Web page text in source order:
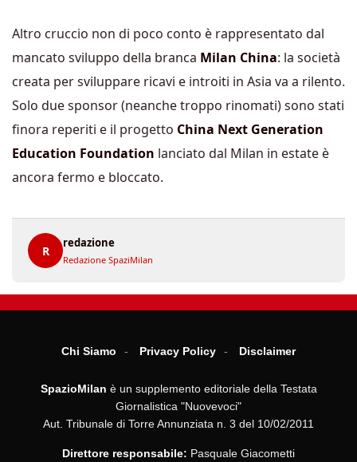
Altro cruccio non di poco conto è rappresentato dal
mancato sviluppo della branca Milan China: la società
creata per sviluppare ricavi e introiti in Asia va a rilento.
Solo due sponsor (neanche troppo rinomati) sono stati
finora reperiti e il progetto China Next Generation
Education Foundation lanciato dal Milan in estate è
ancora fermo e bloccato.
R
redazione
Redazione SpaziMilan
Chi Siamo Privacy Policy Disclaimer
SpazioMilan è un supplemento editoriale della Testata
Giornalistica "Nuovevoci"
Aut. Tribunale di Torre Annunziata n. 3 del 10/02/2011
Direttore responsabile: Pasquale Giacometti